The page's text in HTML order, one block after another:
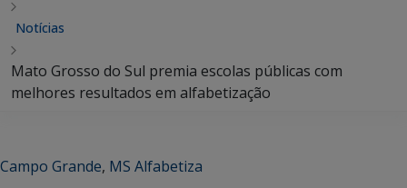
Notícias
Mato Grosso do Sul premia escolas públicas com
melhores resultados em alfabetização
Campo Grande, MS Alfabetiza